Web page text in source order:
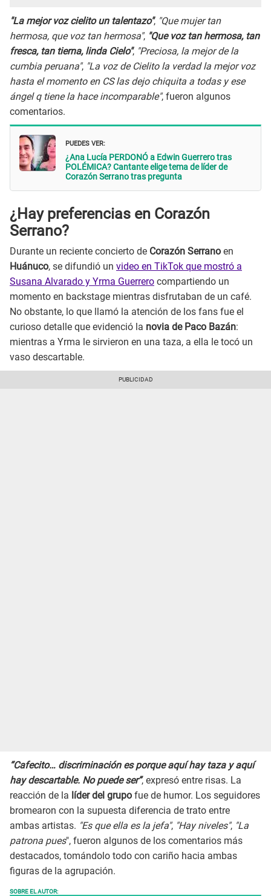
"La mejor voz cielito un talentazo", "Que mujer tan
hermosa, que voz tan hermosa", "Que voz tan hermosa, tan
fresca, tan tierna, linda Cielo", "Preciosa, la mejor de la
cumbia peruana", "La voz de Cielito la verdad la mejor voz
hasta el momento en CS las dejo chiquita a todas y ese
ángel q tiene la hace incomparable", fueron algunos
comentarios.
PUEDES VER:
¿Ana Lucía PERDONÓ a Edwin Guerrero tras
POLÉMICA? Cantante elige tema de líder de
Corazón Serrano tras pregunta
¿Hay preferencias en Corazón
Serrano?
Durante un reciente concierto de Corazón Serrano en
Huánuco, se difundió un video en TikTok que mostró a
Susana Alvarado y Yrma Guerrero compartiendo un
momento en backstage mientras disfrutaban de un café.
No obstante, lo que llamó la atención de los fans fue el
curioso detalle que evidenció la novia de Paco Bazán:
mientras a Yrma le sirvieron en una taza, a ella le tocó un
vaso descartable.
“Cafecito… discriminación es porque aquí hay taza y aquí
hay descartable. No puede ser”, expresó entre risas. La
reacción de la líder del grupo fue de humor. Los seguidores
bromearon con la supuesta diferencia de trato entre
ambas artistas. "Es que ella es la jefa", "Hay niveles", "La
patrona pues", fueron algunos de los comentarios más
destacados, tomándolo todo con cariño hacia ambas
figuras de la agrupación.
SOBRE EL AUTOR: